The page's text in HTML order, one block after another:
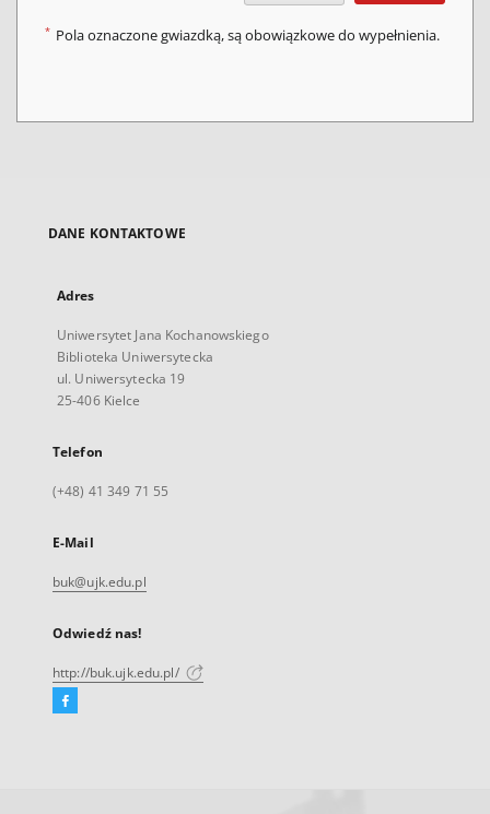
* Pola oznaczone gwiazdką, są obowiązkowe do wypełnienia.
DANE KONTAKTOWE
Adres
Uniwersytet Jana Kochanowskiego
Biblioteka Uniwersytecka
ul. Uniwersytecka 19
25-406 Kielce
Telefon
(+48) 41 349 71 55
E-Mail
buk@ujk.edu.pl
Odwiedź nas!
http://buk.ujk.edu.pl/
Facebook